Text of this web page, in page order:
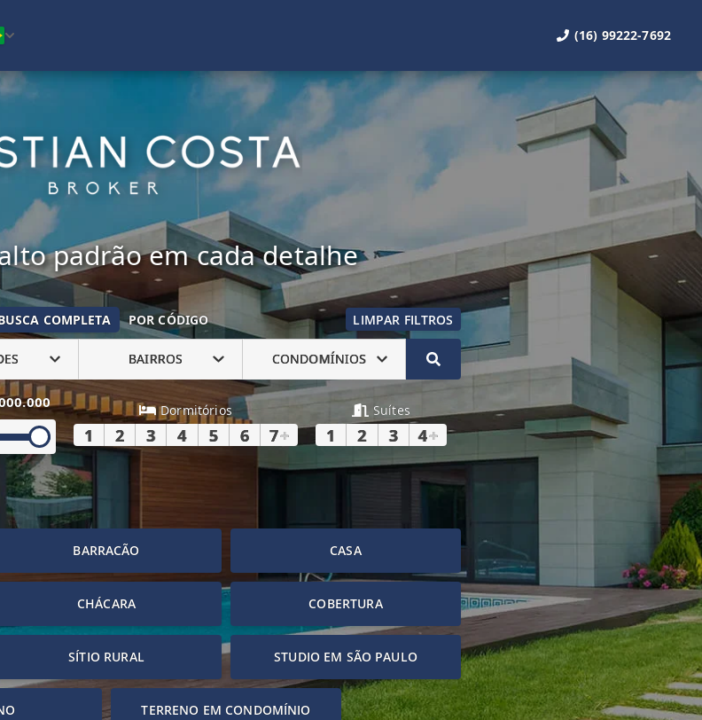
(16) 99222-7692
padrão em cada detalhe
COMPLETA POR CÓDIGO LIMPAR FILTROS
BAIRROS CONDOMÍNIOS
Dormitórios
1 2 3 4 5 6 7+
Suítes
1 2 3 4+
BARRACÃO CASA
CHÁCARA COBERTURA
SÍTIO RURAL STUDIO EM SÃO PAULO
TERRENO EM CONDOMÍNIO